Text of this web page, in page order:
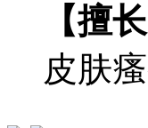
【擅
皮肤